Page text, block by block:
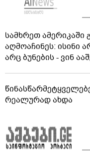
სამხრეთ ამერიკაში
აღმოაჩინეს: ისინი
არც ბუნების - ვინ
რეალურად ახდა